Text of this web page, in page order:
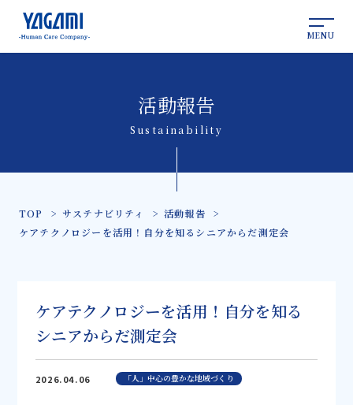
MENU
活動報告
Sustainability
TOP サステナビリティ
活動報告
ケアテクノロジーを活用！自分を知るシニアからだ測定会
ケアテクノロジーを活用！自分を知る
シニアからだ測定会
2026.04.06 「人」中心の豊かな地域づくり